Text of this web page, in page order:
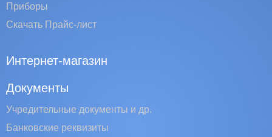
Приборы
Скачать Прайс-лист
Интернет-магазин
Документы
Учредительные документы и др.
Банковские реквизиты